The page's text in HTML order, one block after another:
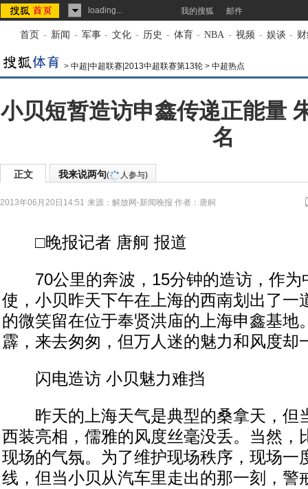
loading... 我的搜狐 邮件
首页 - 新闻 - 军事 - 文化 - 历史 - 体育 - NBA - 视频 - 娱谈 -
> 中超|中超联赛|2013中超联赛第13轮 > 中超热点
小贝短暂造访申鑫传递正能量
名
正文 我来说两句( 人参与)
2013年06月20日14:51 来源： 解放网-新闻晚报 作者：唐舸
□晚报记者 唐舸 报道
70公里的奔波，15分钟的造访，作为
使，小贝昨天下午在上海的西南划出了一
的微笑留在位于奉贤洪庙的上海申鑫基地
霹，来去匆匆，但万人迷的魅力和风度却
闪电造访 小贝魅力难挡
昨天的上海天气是典型的桑拿天，但
西装亮相，儒雅的风度丝毫没丢。当然，
现场的气氛。为了维护现场秩序，现场一
线，但当小贝从汽车里走出的那一刻，警